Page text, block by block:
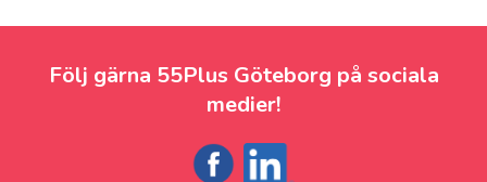
Följ gärna 55Plus Göteborg på sociala
medier!